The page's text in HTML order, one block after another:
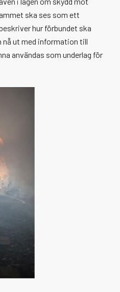
explosiva varor
varor
ska ses som ett
hur förbundet ska
nå ut med information till
användas som underlag för